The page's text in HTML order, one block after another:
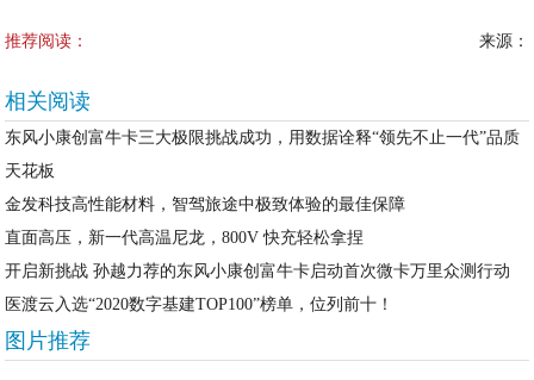
推荐阅读： 来源：
相关阅读
东风小康创富牛卡三大极限挑战成功，用数据诠释“领先不止一代”品质
天花板
金发科技高性能材料，智驾旅途中极致体验的最佳保障
直面高压，新一代高温尼龙，800V 快充轻松拿捏
开启新挑战 孙越力荐的东风小康创富牛卡启动首次微卡万里众测行动
医渡云入选“2020数字基建TOP100”榜单，位列前十！
图片推荐